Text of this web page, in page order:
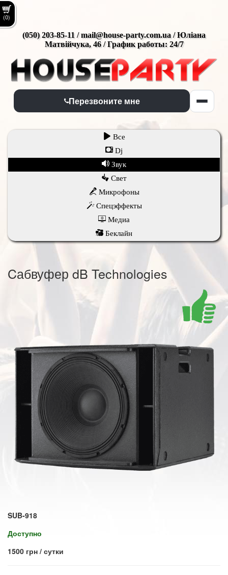
(0)
(050) 203-85-11 / mail@house-party.com.ua / Юліана
Матвійчука, 46 / График работы: 24/7
Перезвоните мне
Все
Dj
Звук
Свет
Микрофоны
Спецэффекты
Медиа
Беклайн
Cабвуфер dB Technologies
SUB-918
Доступно
1500 грн / сутки